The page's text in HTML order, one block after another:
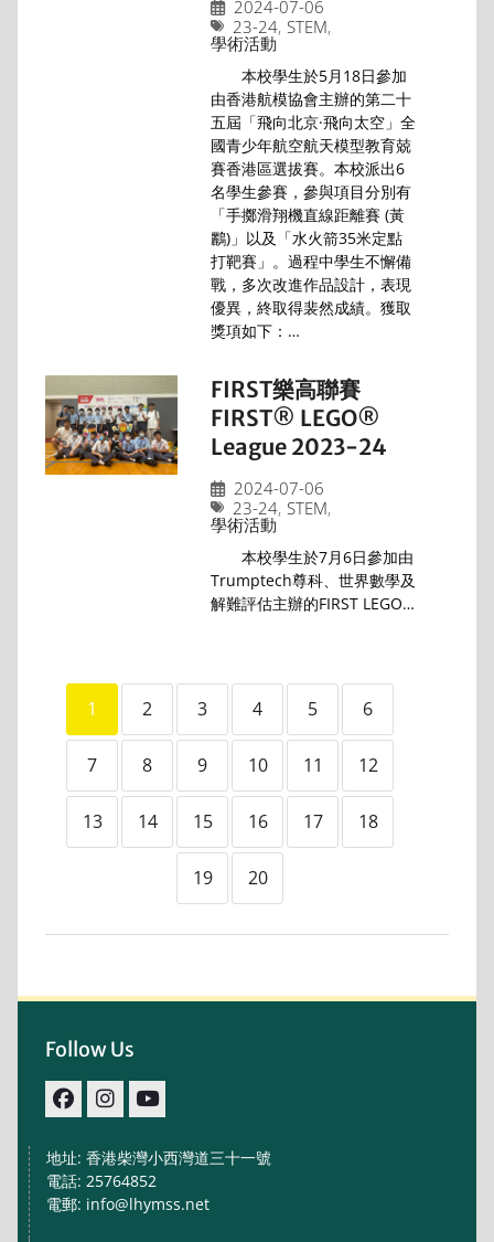
2024-07-06
23-24, STEM,
學術活動
本校學生於5月18日參加
由香港航模協會主辦的第二十
五屆「飛向北京·飛向太空」全
國青少年航空航天模型教育兢
賽香港區選拔賽。本校派出6
名學生參賽，參與項目分別有
「手擲滑翔機直線距離賽 (黃
鸝)」以及「水火箭35米定點
打靶賽」。過程中學生不懈備
戰，多次改進作品設計，表現
優異，終取得裴然成績。獲取
獎項如下：…
FIRST樂高聯賽
FIRST® LEGO®
League 2023-24
2024-07-06
23-24, STEM,
學術活動
本校學生於7月6日參加由
Trumptech尊科、世界數學及
解難評估主辦的FIRST LEGO…
1 2 3 4 5 6
7 8 9 10 11 12
13 14 15 16 17 18
19 20
Follow Us
地址: 香港柴灣小西灣道三十一號
電話: 25764852
電郵: info@lhymss.net